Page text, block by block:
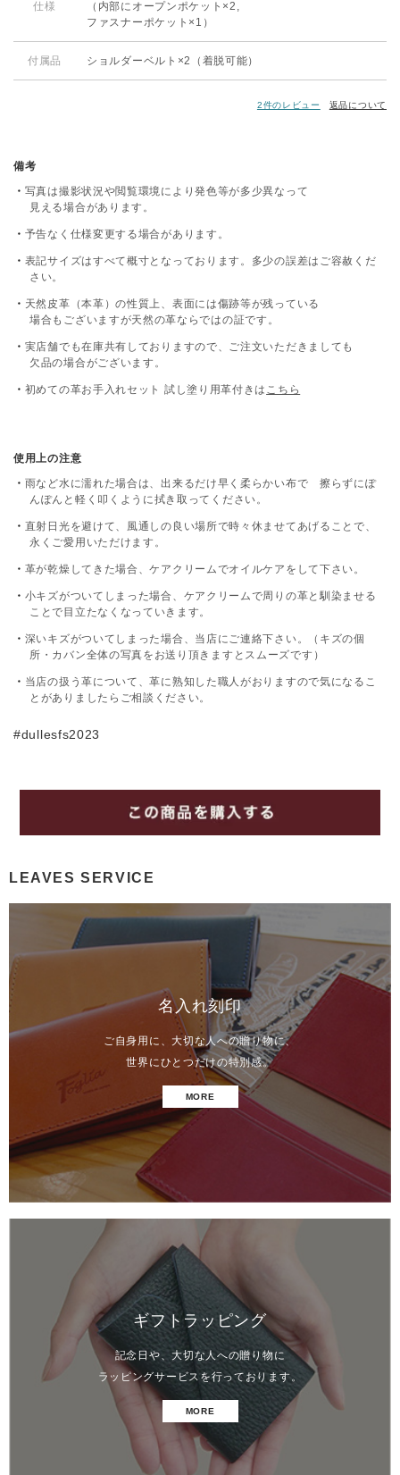
仕様
（内部にオープンポケット×2,
ファスナーポケット×1）
付属品 ショルダーベルト×2（着脱可能）
2件のレビュー 返品について
備考
写真は撮影状況や閲覧環境により発色等が多少異なって
見える場合があります。
予告なく仕様変更する場合があります。
表記サイズはすべて概寸となっております。多少の誤差はご容赦くだ
さい。
天然皮革（本革）の性質上、表面には傷跡等が残っている
場合もございますが天然の革ならではの証です。
実店舗でも在庫共有しておりますので、ご注文いただきましても
欠品の場合がございます。
初めての革お手入れセット 試し塗り用革付きは こちら
使用上の注意
雨など水に濡れた場合は、出来るだけ早く柔らかい布で 擦らずにぽ
んぽんと軽く叩くように拭き取ってください。
直射日光を避けて、風通しの良い場所で時々休ませてあげることで、
永くご愛用いただけます。
革が乾燥してきた場合、ケアクリームでオイルケアをして下さい。
小キズがついてしまった場合、ケアクリームで周りの革と馴染ませる
ことで目立たなくなっていきます。
深いキズがついてしまった場合、当店にご連絡下さい。（キズの個
所・カバン全体の写真をお送り頂きますとスムーズです）
当店の扱う革について、革に熟知した職人がおりますので気になるこ
とがありましたらご相談ください。
#dullesfs2023
LEAVES SERVICE
名入れ刻印
ご自身用に、大切な人への贈り物に、
世界にひとつだけの特別感。
MORE
ギフトラッピング
記念日や、大切な人への贈り物に
ラッピングサービスを行っております。
MORE